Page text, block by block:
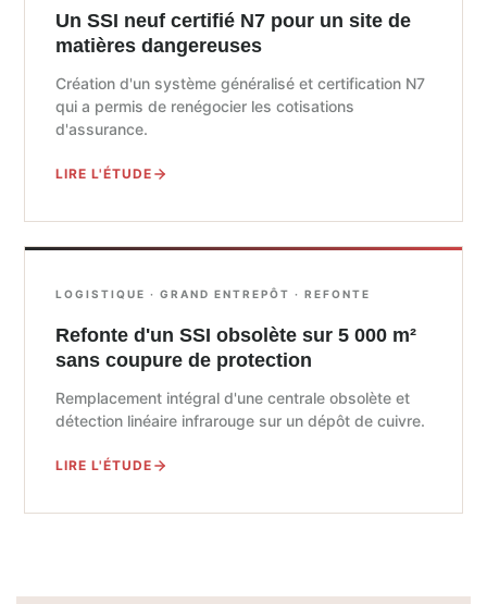
Un SSI neuf certifié N7 pour un site de
matières dangereuses
Création d'un système généralisé et certification N7
qui a permis de renégocier les cotisations
d'assurance.
LIRE L'ÉTUDE
LOGISTIQUE · GRAND ENTREPÔT · REFONTE
Refonte d'un SSI obsolète sur 5 000 m²
sans coupure de protection
Remplacement intégral d'une centrale obsolète et
détection linéaire infrarouge sur un dépôt de cuivre.
LIRE L'ÉTUDE